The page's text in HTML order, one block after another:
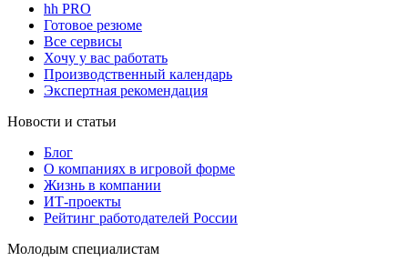
hh PRO
Готовое резюме
Все сервисы
Хочу у вас работать
Производственный календарь
Экспертная рекомендация
Новости и статьи
Блог
О компаниях в игровой форме
Жизнь в компании
ИТ-проекты
Рейтинг работодателей России
Молодым специалистам